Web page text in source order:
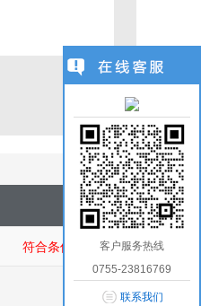
1 /0
符合条件商品：客户服务热线
0755-23816769
联系我们